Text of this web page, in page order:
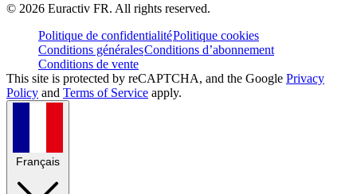
© 2026 Euractiv FR. All rights reserved.
Politique de confidentialitéPolitique cookies
Conditions généralesConditions d’abonnement
Conditions de vente
This site is protected by reCAPTCHA, and the Google Privacy
Policy and Terms of Service apply.
Français